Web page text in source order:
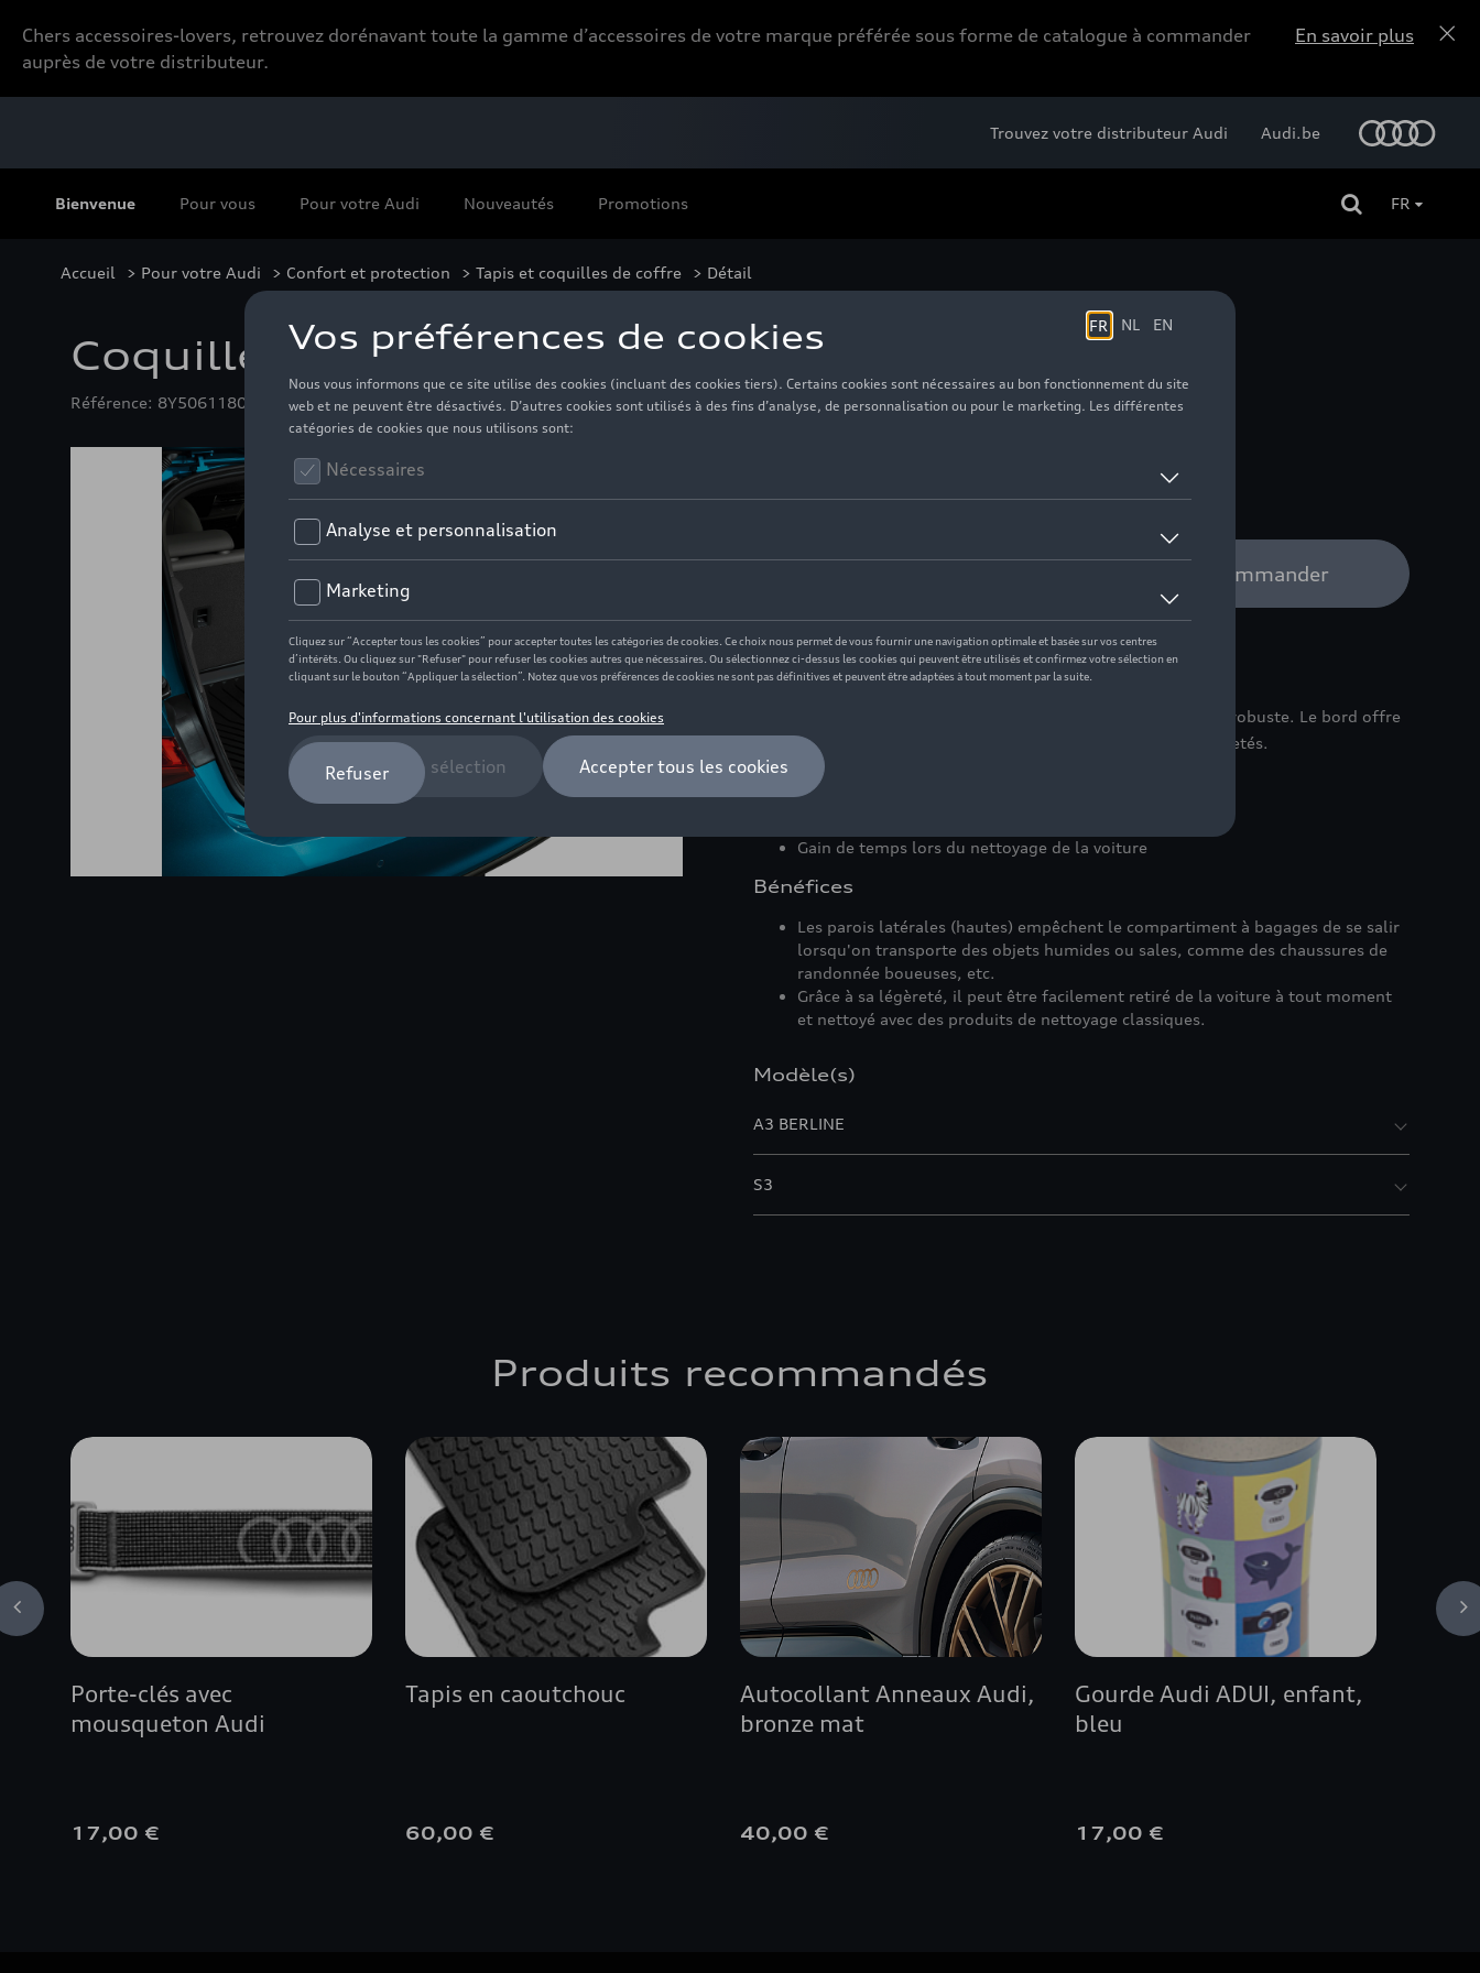
Chers accessoires-lovers, retrouvez dorénavant toute la gamme d’accessoires de votre marque préférée sous forme de catalogue à commander
auprès de votre distributeur.
En savoir plus
Bienvenue Pour vous Pour votre Audi Nouveautés Promotions
Trouvez votre distributeur Audi Audi.be
FR
Accueil > Pour votre Audi > Confort et protection > Tapis et coquilles de coffre > Détail
Coquille de coffre
Référence: 8Y5061180
Contactez votre distributeur Audi pour commander
Description
Protection sur mesure pour votre coffre à bagages, lavable et robuste. Le bord offre
une meilleure protection contre les fuites de liquides et de saletés.
Avantages
Gain de temps lors du nettoyage de la voiture
Bénéfices
Les parois latérales (hautes) empêchent le compartiment à bagages de se salir
lorsqu'on transporte des objets humides ou sales, comme des chaussures de
randonnée boueuses, etc.
Grâce à sa légèreté, il peut être facilement retiré de la voiture à tout moment
et nettoyé avec des produits de nettoyage classiques.
Modèle(s)
A3 BERLINE
S3
Produits recommandés
Porte-clés avec
mousqueton Audi
17,00 €
Tapis en caoutchouc
60,00 €
Autocollant Anneaux Audi,
bronze mat
40,00 €
Gourde Audi ADUI, enfant,
bleu
17,00 €